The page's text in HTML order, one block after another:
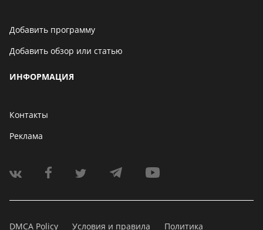
Добавить программу
Добавить обзор или статью
ИНФОРМАЦИЯ
Контакты
Реклама
DMCA Policy Условия и правила Политика